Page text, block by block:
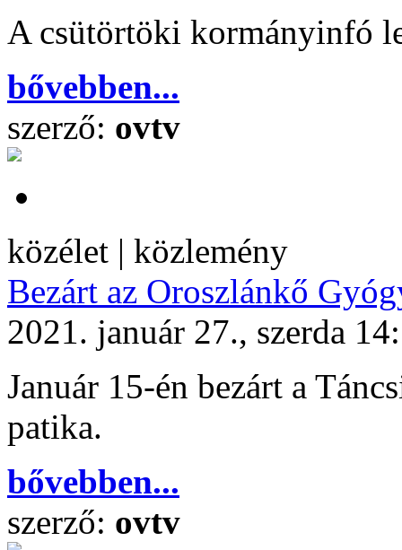
A csütörtöki kormányinfó
bővebben...
szerző: ovtv
közélet | közlemény
Bezárt az Oroszlánkő
2021. január 27., szerda
Január 15-én bezárt a
patika.
bővebben...
szerző: ovtv